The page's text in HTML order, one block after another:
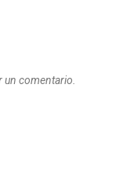
un comentario.